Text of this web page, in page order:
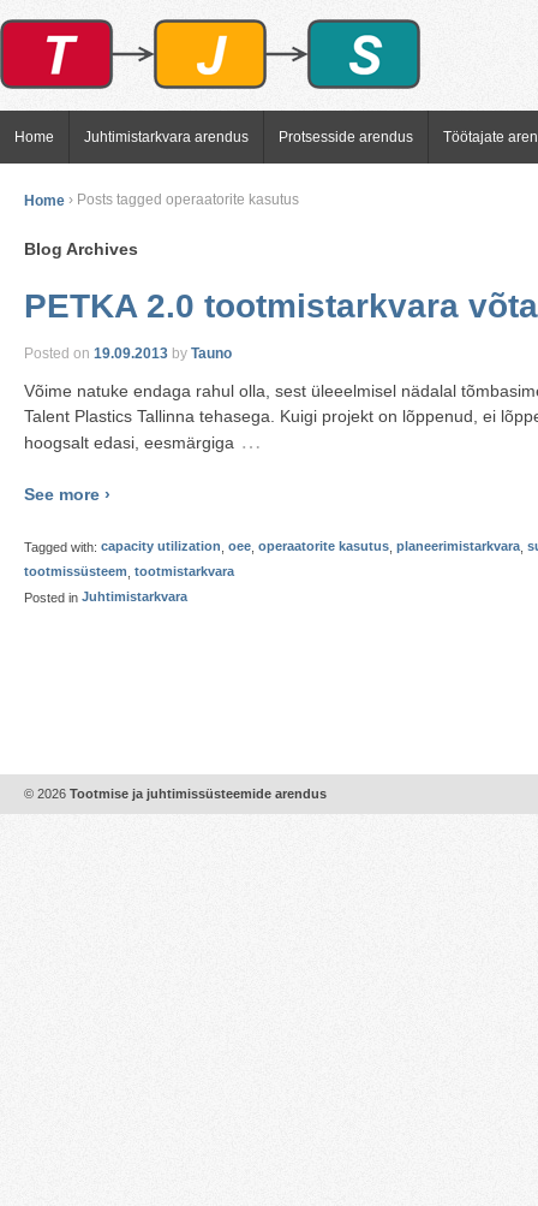
Home Juhtimistarkvara arendus Protsesside arendus Töötajate
Home › Posts tagged operaatorite kasutus
Blog Archives
PETKA 2.0 tootmistarkvara
Posted on 19.09.2013 by Tauno
Võime natuke endaga rahul olla, sest üleeelmisel nädalal
Talent Plastics Tallinna tehasega. Kuigi projekt on lõppenud, ei
hoogsalt edasi, eesmärgiga …
See more ›
Tagged with: capacity utilization oee operaatorite kasutus planeerimistarkvara,
tootmissüsteem tootmistarkvara
Posted in Juhtimistarkvara
© 2026 Tootmise ja juhtimissüsteemide arendus